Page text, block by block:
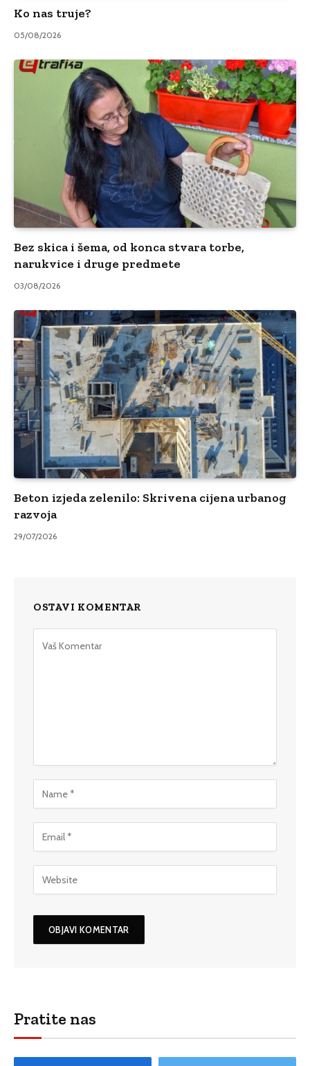
Ko nas truje?
05/08/2026
Bez skica i šema, od konca stvara torbe,
narukvice i druge predmete
03/08/2026
Beton izjeda zelenilo: Skrivena cijena urbanog
razvoja
29/07/2026
OSTAVI KOMENTAR
Pratite nas